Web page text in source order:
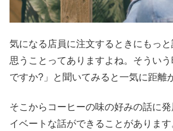
気になる店員に注文するときにもっ
思うことってありますよね。そうい
ですか?」と聞いてみると一気に距離
そこからコーヒーの味の好みの話に
イベートな話ができることがあります